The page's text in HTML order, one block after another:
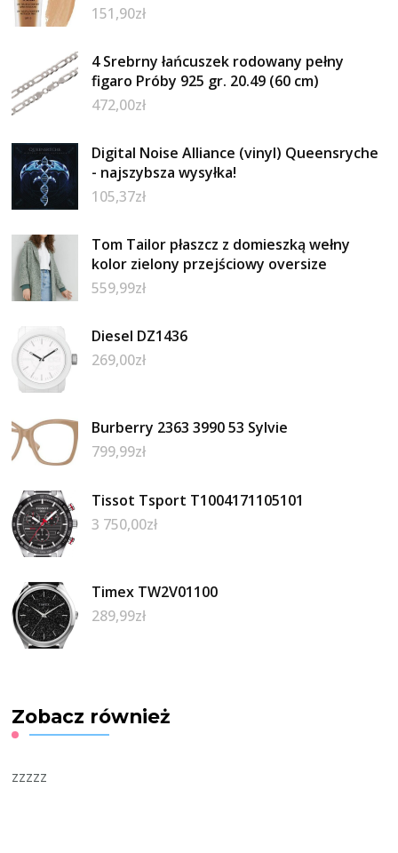
151,90zł
4 Srebrny łańcuszek rodowany pełny
figaro Próby 925 gr. 20.49 (60 cm)
472,00zł
Digital Noise Alliance (vinyl) Queensryche
- najszybsza wysyłka!
105,37zł
Tom Tailor płaszcz z domieszką wełny
kolor zielony przejściowy oversize
559,99zł
Diesel DZ1436
269,00zł
Burberry 2363 3990 53 Sylvie
799,99zł
Tissot Tsport T1004171105101
3 750,00zł
Timex TW2V01100
289,99zł
Zobacz również
zzzzz